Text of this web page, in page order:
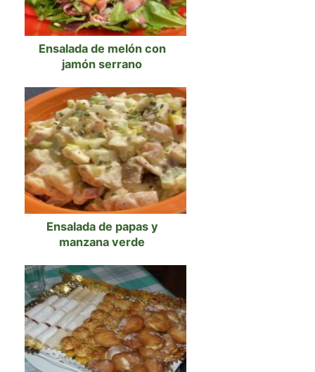
Ensalada de melón con
jamón serrano
Ensalada de papas y
manzana verde